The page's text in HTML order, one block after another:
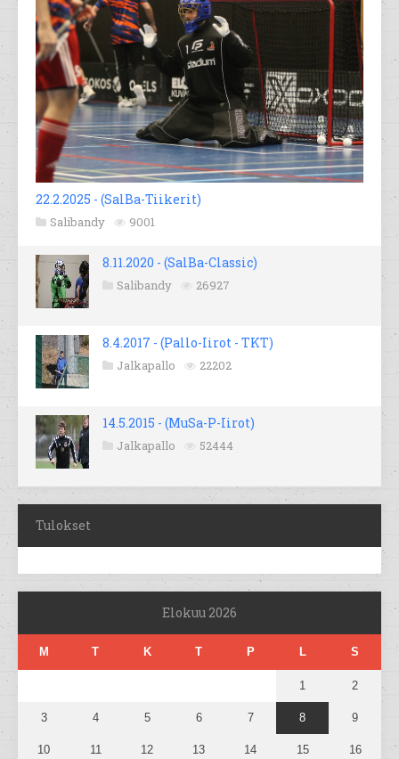
22.2.2025 - (SalBa-Tiikerit)
Salibandy 9001
8.11.2020 - (SalBa-Classic)
Salibandy 26927
8.4.2017 - (Pallo-Iirot - TKT)
Jalkapallo 22202
14.5.2015 - (MuSa-P-Iirot)
Jalkapallo 52444
Tulokset
Elokuu 2026
M T K T P L S
1 2
3 4 5 6 7 8 9
10 11 12 13 14 15 16